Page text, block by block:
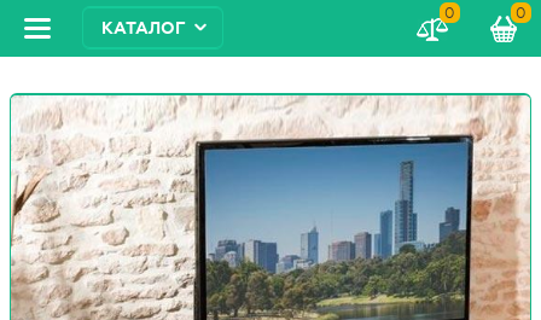
КАТАЛОГ
0 0